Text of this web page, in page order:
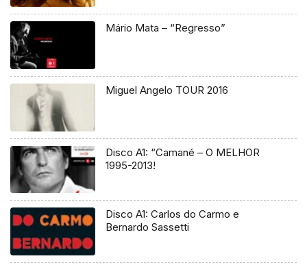
Mário Mata – “Regresso”
Miguel Angelo TOUR 2016
Disco A1: “Camané – O MELHOR
1995-2013!
Disco A1: Carlos do Carmo e
Bernardo Sassetti